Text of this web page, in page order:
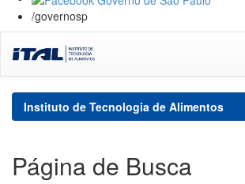
/governosp
navigation
Instituto de Tecnologia de Alimentos
Página de Busca